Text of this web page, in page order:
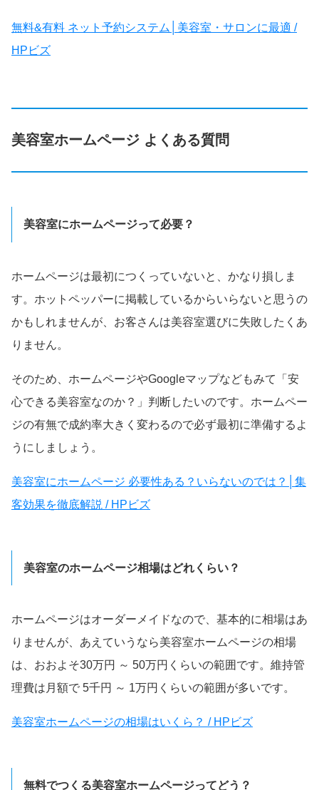
無料&有料 ネット予約システム│美容室・サロンに最適 /
HPビズ
美容室ホームページ よくある質問
美容室にホームページって必要？
ホームページは最初につくっていないと、かなり損しま
す。ホットペッパーに掲載しているからいらないと思うの
かもしれませんが、お客さんは美容室選びに失敗したくあ
りません。
そのため、ホームページやGoogleマップなどもみて「安
心できる美容室なのか？」判断したいのです。ホームペー
ジの有無で成約率大きく変わるので必ず最初に準備するよ
うにしましょう。
美容室にホームページ 必要性ある？いらないのでは？│集
客効果を徹底解説 / HPビズ
美容室のホームページ相場はどれくらい？
ホームページはオーダーメイドなので、基本的に相場はあ
りませんが、あえていうなら美容室ホームページの相場
は、おおよそ30万円 ～ 50万円くらいの範囲です。維持管
理費は月額で 5千円 ～ 1万円くらいの範囲が多いです。
美容室ホームページの相場はいくら？ / HPビズ
無料でつくる美容室ホームページってどう？